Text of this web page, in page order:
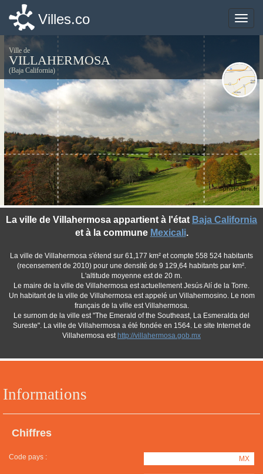
Toggle
Villes.co
Ville de
VILLAHERMOSA
(Baja California)
Informations
Chiffres
Code pays : MX
La ville de Villahermosa appartient à l'état Baja California
et à la commune Mexicali.
La ville de Villahermosa s'étend sur 61,177 km² et compte 558 524 habitants
(recensement de 2010) pour une densité de 9 129,64 habitants par km².
L'altitude moyenne est de 20 m.
Le maire de la ville de Villahermosa est actuellement Jesús Alí de la Torre.
Un habitant de la ville de Villahermosa est appelé un Villahermosino. Le nom
français de la ville est Villahermosa.
Le surnom de la ville est "The Emerald of the Southeast, La Esmeralda del
Sureste". La ville de Villahermosa a été fondée en 1564. Le site Internet de
Villahermosa est http://villahermosa.gob.mx
©photo-libre.fr
Toggle
Villes.co